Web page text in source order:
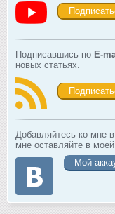
Подписавшись по E-
новых статьях.
Добавляйтесь ко мне
мне оставляйте в моей
Мой